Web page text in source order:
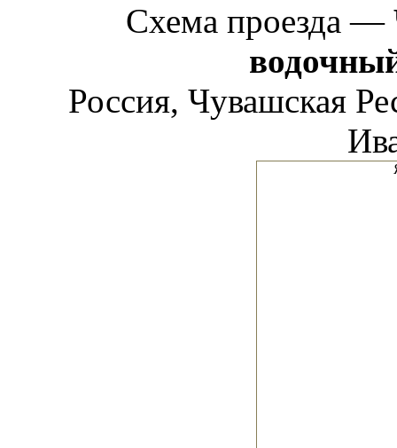
Схема проезда —
Россия, Чувашская